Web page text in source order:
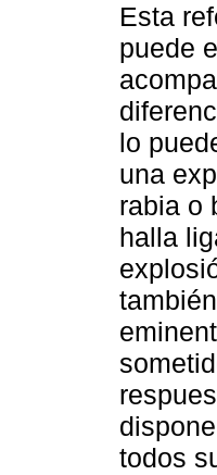
Esta
puede
lo
una
rabia o
halla
todos